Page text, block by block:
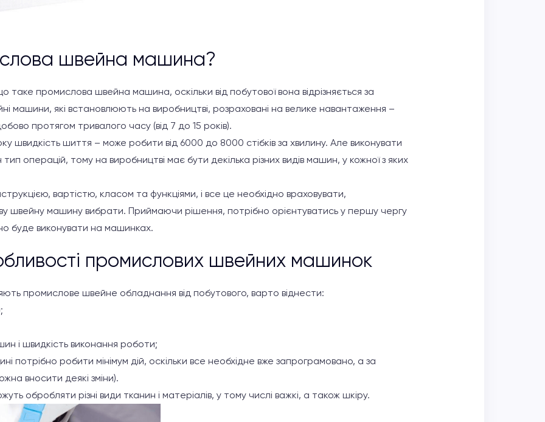
швейна машина?
таке промислова швейна машина, оскільки від побутової вона відрізняється за
машини, які встановлюють на виробництві, розраховані на велике навантаження –
протягом тривалого часу (від 7 до 15 років).
швидкість шиття – може робити від 6000 до 8000 стібків за хвилину. Але виконувати
операцій, тому на виробництві має бути декілька різних видів машин, у кожної з яких
вартістю, класом та функціями, і все це необхідно враховувати,
швейну машину вибрати. Приймаючи рішення, потрібно орієнтуватись у першу чергу
буде виконувати на машинках.
промислових швейних машинок
промислове швейне обладнання від побутового, варто віднести:
і швидкість виконання роботи;
потрібно робити мінімум дій, оскільки все необхідне вже запрограмовано, а за
вносити деякі зміни).
обробляти різні види тканин і матеріалів, у тому числі важкі, а також шкіру.